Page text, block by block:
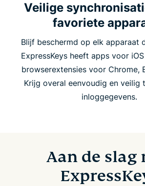
Veilige
favoriete
Blijf beschermd op elk apparaat
ExpressKeys heeft apps voor
browserextensies voor Chrome,
Krijg overal eenvoudig en veilig
inloggegevens.
Aan de slag